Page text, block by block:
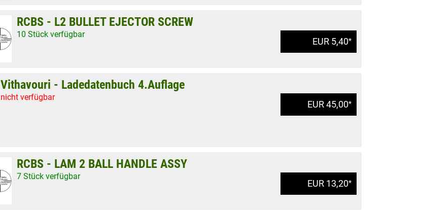
EUR 5,40*
RCBS - L2 BULLET EJECTOR SCREW
10 Stück verfügbar
EUR 45,00*
Vithavouri - Ladedatenbuch 4.Auflage
nicht verfügbar
EUR 13,20*
RCBS - LAM 2 BALL HANDLE ASSY
7 Stück verfügbar